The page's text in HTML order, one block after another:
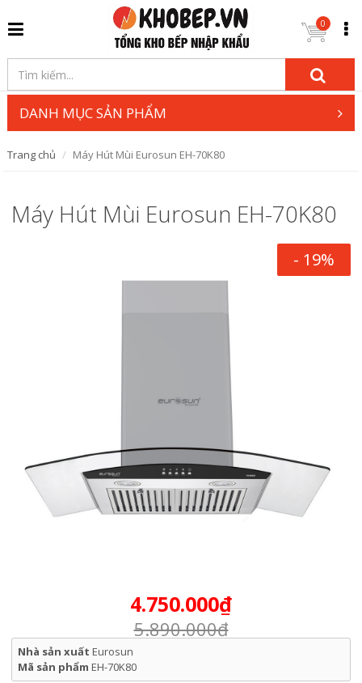
0
DANH MỤC SẢN PHẨM
Trang chủ Máy Hút Mùi Eurosun EH-70K80
Máy Hút Mùi Eurosun EH-70K80
- 19%
4.750.000₫
5.890.000₫
Nhà sản xuất Eurosun
Mã sản phẩm EH-70K80